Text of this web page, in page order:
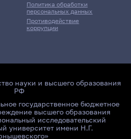
Политика обработки
персональных данных
Противодействие
коррупции
науки и высшего образования
РФ
государственное бюджетное
высшего образования
исследовательский
университет имени Н.Г.